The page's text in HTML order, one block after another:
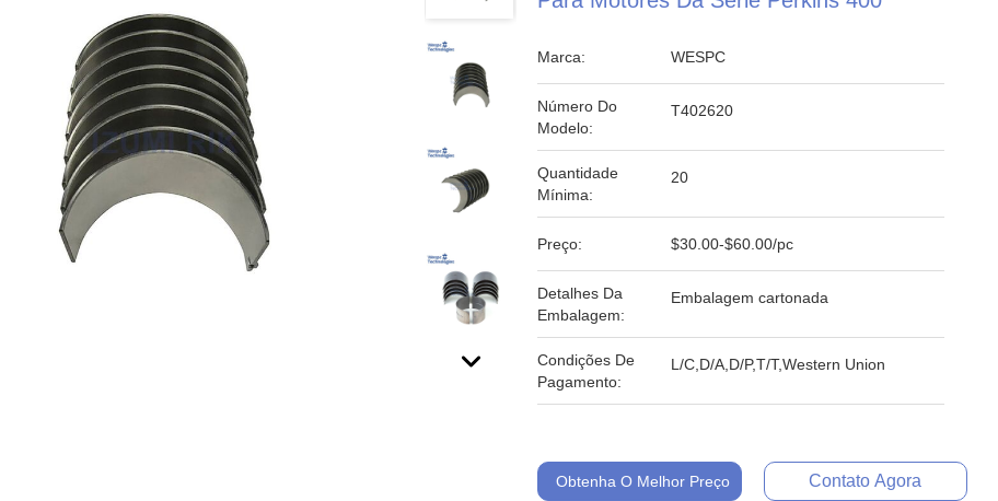
Marca: WESPC
Número Do
Modelo:
T402620
Quantidade
Mínima:
20
Preço: $30.00-$60.00/pc
Detalhes Da
Embalagem:
Embalagem cartonada
Condições De
Pagamento:
L/C,D/A,D/P,T/T,Western Union
Obtenha O Melhor Preço Contato Agora